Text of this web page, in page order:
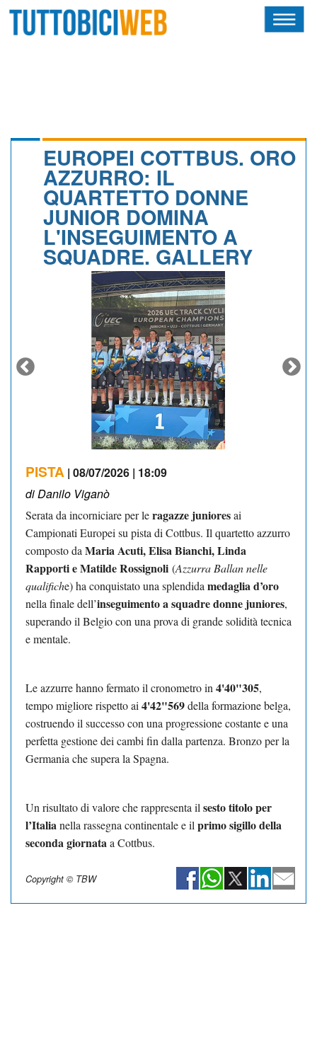
CALENDARIO
ALBI D'ORO
EUROPEI COTTBUS. ORO
AZZURRO: IL
QUARTETTO DONNE
JUNIOR DOMINA
L'INSEGUIMENTO A
SQUADRE. GALLERY
PISTA | 08/07/2026 | 18:09
di Danilo Viganò
Serata da incorniciare per leragazze junioresai
Campionati Europei su pista di Cottbus. Il quartetto azzurro
composto da Maria Acuti, Elisa Bianchi, Linda
Rapporti e Matilde Rossignoli (Azzurra Ballan nelle
qualifiche) ha conquistato una splendida medaglia d’oro
nella finale dell’inseguimento a squadre donne juniores,
superando il Belgio con una prova di grande solidità tecnica
e mentale.
Le azzurre hanno fermato il cronometro in 4'40"305,
tempo migliore rispetto ai 4'42"569della formazione belga,
costruendo il successo con una progressione costante e una
perfetta gestione dei cambi fin dalla partenza. Bronzo per la
Germania che supera la Spagna.
Un risultato di valore che rappresenta il sesto titolo per
l’Italianella rassegna continentale e il primo sigillo della
seconda giornataa Cottbus.
Copyright © TBW